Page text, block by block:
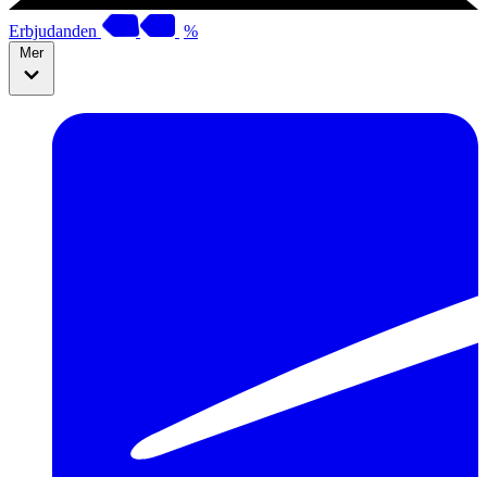
Erbjudanden %
Mer